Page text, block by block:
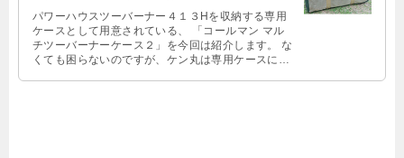
パワーハウスツーバーナー４１３Hを収納する専用
ケースとして用意されている、 「コールマン マル
チツーバーナーケース２」を今回は紹介します。 な
くても困らないのですが、ケン丸は専用ケースに弱